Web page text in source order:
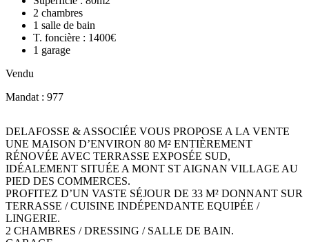
2 chambres
1 salle de bain
T. foncière : 1400€
1 garage
Vendu
Mandat : 977
DELAFOSSE & ASSOCIÉE VOUS PROPOSE A LA VENTE
UNE MAISON D’ENVIRON 80 M² ENTIÈREMENT
RÉNOVÉE AVEC TERRASSE EXPOSÉE SUD,
IDÉALEMENT SITUÉE A MONT ST AIGNAN VILLAGE AU
PIED DES COMMERCES.
PROFITEZ D’UN VASTE SÉJOUR DE 33 M² DONNANT SUR
TERRASSE / CUISINE INDÉPENDANTE EQUIPÉE /
LINGERIE.
2 CHAMBRES / DRESSING / SALLE DE BAIN.